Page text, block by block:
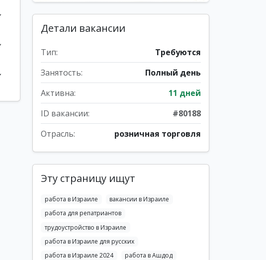
Детали вакансии
Тип:
Требуются
Занятость:
Полный день
Активна:
11 дней
ID вакансии:
#80188
Отрасль:
розничная торговля
Эту страницу ищут
работа в Израиле
вакансии в Израиле
работа для репатриантов
трудоустройство в Израиле
работа в Израиле для русских
работа в Израиле 2024
работа в Ашдод